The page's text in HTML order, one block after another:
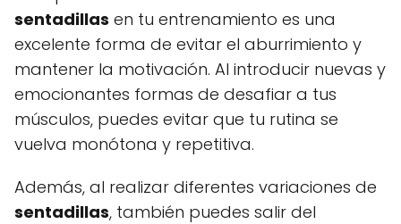
sentadillas en tu entrenamiento es una
excelente forma de evitar el aburrimiento y
mantener la motivación. Al introducir nuevas y
emocionantes formas de desafiar a tus
músculos, puedes evitar que tu rutina se
vuelva monótona y repetitiva.
Además, al realizar diferentes variaciones de
sentadillas, también puedes salir del